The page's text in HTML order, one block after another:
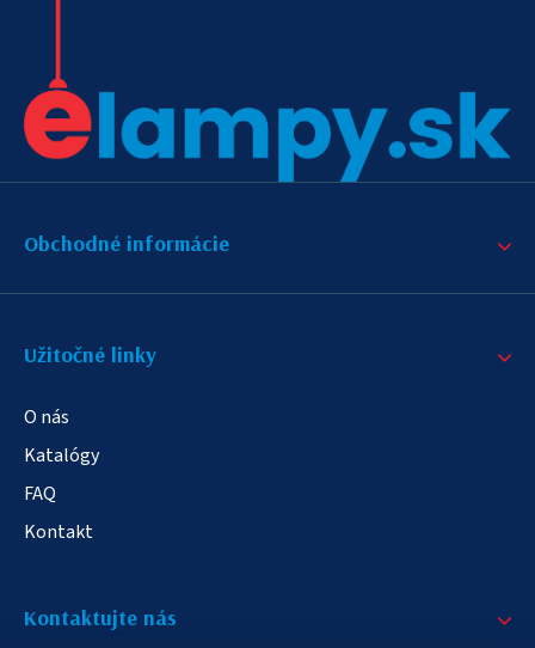
Obchodné informácie
Užitočné linky
O nás
Katalógy
FAQ
Kontakt
Kontaktujte nás